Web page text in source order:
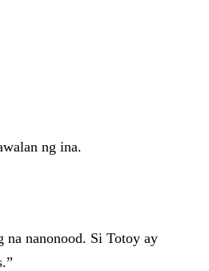
ng ina.
na nanonood. Si Totoy ay